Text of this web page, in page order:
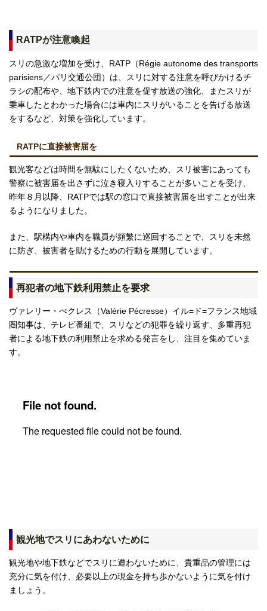
RATPが注意喚起
スリの急激な増加を受け、RATP（Régie autonome des transports
parisiens／パリ交通公団）は、スリに対する注意を呼びかけるチ
ラシの配布や、地下鉄内での注意を促す放送の強化、またスリが
乗車したとわかった場合には車内にスリがいることを告げる放送
をするなど、対策を強化しています。
RATPに直接被害届を
観光客などは時間を無駄にしたくないため、スリ被害にあっても
警察に被害届を出さずに泣き寝入りすることが多いことを受け、
昨年８月以降、RATPでは駅の窓口で直接被害届を出すことが出来
るようになりました。
また、駅構内や車内を職員が頻繁に巡回することで、スリを未然
に防ぎ、被害者を助けるための行動を展開しています。
再犯者の地下鉄利用禁止を要求
ヴァレリー・ぺクレス（Valérie Pécresse）イル=ド=フランス地域
圏知事は、テレビ番組で、スリなどの犯罪を繰り返す、多重再犯
者による地下鉄の利用禁止を求める発言をし、注目を集めていま
す。
観光地でスリにあわないために
観光地や地下鉄などでスリに遭わないために、貴重品の管理には
充分に気を付け、必要以上の現金を持ち歩かないように気を付け
ましょう。